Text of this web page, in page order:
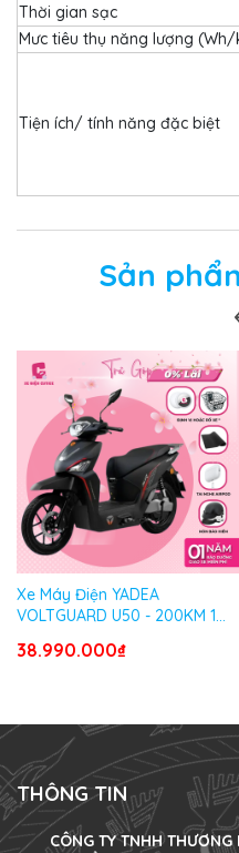
Thời gian sạc
Mưc tiêu thụ năng lượng
Tiện ích/ tính năng đặc biệt
Sản
Xe Máy Điện YADEA
VOLTGUARD U50 - 200KM 1
38.990.000₫
THÔNG TIN
CÔNG TY TNHH